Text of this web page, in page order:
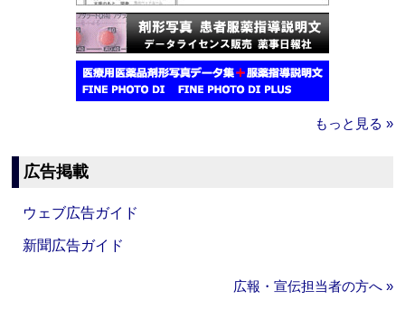
もっと見る »
広告掲載
ウェブ広告ガイド
新聞広告ガイド
広報・宣伝担当者の方へ »